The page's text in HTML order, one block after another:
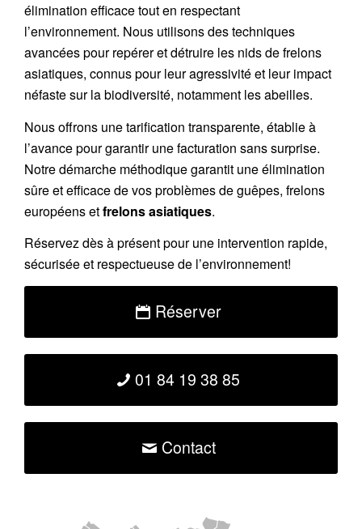
élimination efficace tout en respectant
l’environnement. Nous utilisons des techniques
avancées pour repérer et détruire les nids defrelons
asiatiques, connus pour leur agressivité et leur impact
néfaste sur la biodiversité, notamment les abeilles.
Nous offrons unetarification transparente, établie à
l’avance pour garantir une facturation sans surprise.
Notre démarche méthodique garantit une élimination
sûre et efficace de vos problèmes de guêpes, frelons
européens etfrelons asiatiques.
Réservezdès à présent pour une intervention rapide,
sécurisée et respectueuse de l’environnement!
Réserver
01 84 19 38 85
Contact